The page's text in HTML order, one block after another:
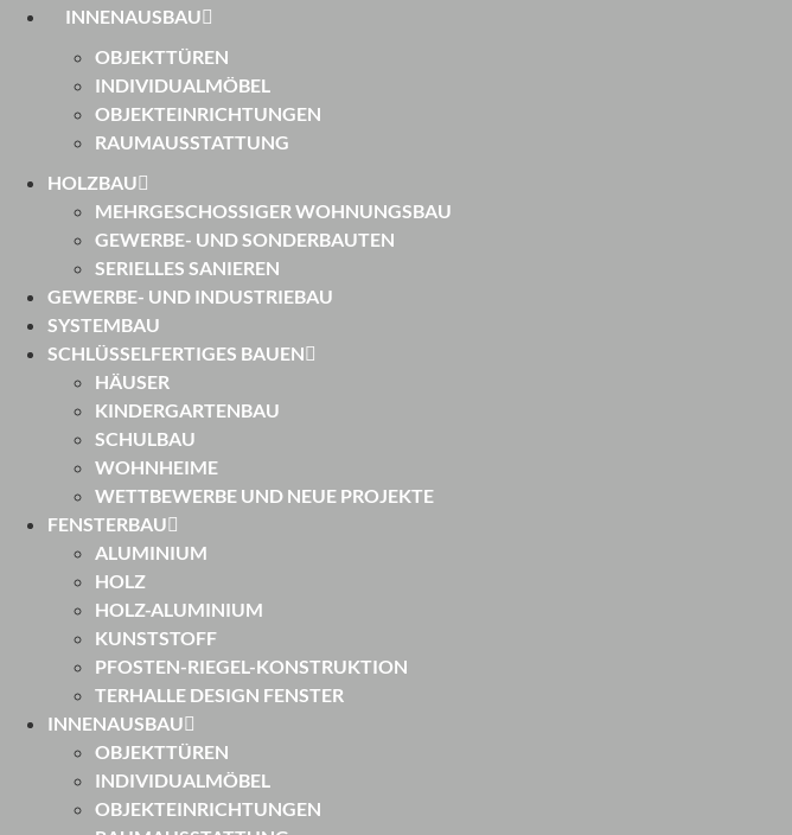
INNENAUSBAU
OBJEKTTÜREN
INDIVIDUALMÖBEL
OBJEKTEINRICHTUNGEN
RAUMAUSSTATTUNG
HOLZBAU
MEHRGESCHOSSIGER WOHNUNGSBAU
GEWERBE- UND SONDERBAUTEN
SERIELLES SANIEREN
GEWERBE- UND INDUSTRIEBAU
SYSTEMBAU
SCHLÜSSELFERTIGES BAUEN
HÄUSER
KINDERGARTENBAU
SCHULBAU
WOHNHEIME
WETTBEWERBE UND NEUE PROJEKTE
FENSTERBAU
ALUMINIUM
HOLZ
HOLZ-ALUMINIUM
KUNSTSTOFF
PFOSTEN-RIEGEL-KONSTRUKTION
TERHALLE DESIGN FENSTER
INNENAUSBAU
OBJEKTTÜREN
INDIVIDUALMÖBEL
OBJEKTEINRICHTUNGEN